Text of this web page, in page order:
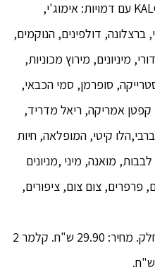
קלמר 2 תאים מתרחב KALGAV עם דמויות: אימוג'י,
ברצלונה, דולפינים, הנוקמים,
מיניונים, מירוץ מכוניות,
סופרמן, סמי הכבאי,
קפטן אמריקה, ריאל מדריד,
קיטי, המופלאה, חיות
מואנה, מיני ,מניונים
פרפרים, צום צום, ציפורים,
TOUCH – קלמר 2 תאים חלק. מחיר: 29.90 ש"ח. קלמר 2